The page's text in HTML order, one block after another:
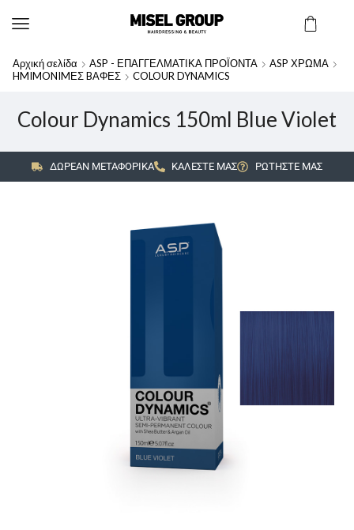
Αρχική σελίδα ASP - ΕΠΑΓΓΕΛΜΑΤΙΚΑ ΠΡΟΪΟΝΤΑ
ASP ΧΡΩΜΑ
HMIMONIMΕΣ BΑΦΕΣ
COLOUR DYNAMICS
Colour Dynamics 150ml Blue Violet
ΔΩΡΕΑΝ ΜΕΤΑΦΟΡΙΚΑ ΚΑΛΕΣΤΕ ΜΑΣ ΡΩΤΗΣΤΕ ΜΑΣ